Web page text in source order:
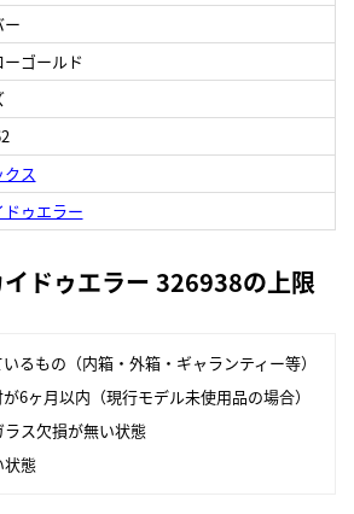
ー
ーゴールド
クス
ドゥエラー
ドゥエラー 326938の上限
るもの（内箱・外箱・ギャランティー等）
6ヶ月以内（現行モデル未使用品の場合）
ス欠損が無い状態
状態